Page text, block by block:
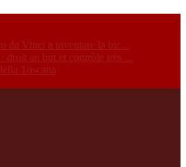
da Vinci a inventare la bic...
au but et contrôle très ...
Toscana